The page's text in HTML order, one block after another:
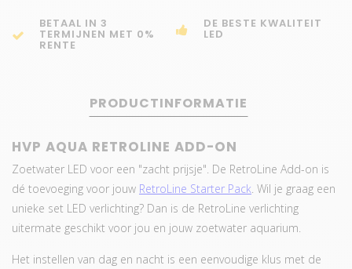
BETAAL IN 3
TERMIJNEN MET 0%
RENTE
DE BESTE KWALITEIT
LED
PRODUCTINFORMATIE
HVP AQUA RETROLINE ADD-ON
Zoetwater LED voor een "zacht prijsje". De RetroLine Add-on is
dé toevoeging voor jouw RetroLine Starter Pack. Wil je graag een
unieke set LED verlichting? Dan is de RetroLine verlichting
uitermate geschikt voor jou en jouw zoetwater aquarium.
Het instellen van dag en nacht is een eenvoudige klus met de